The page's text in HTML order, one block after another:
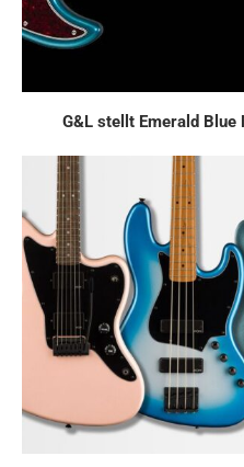
G&L stellt Emerald